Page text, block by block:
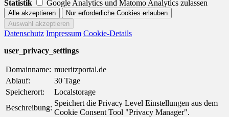
Statistik Google Analytics und Matomo Analytics zulassen
Datenschutz Impressum Cookie-Details
user_privacy_settings
Domainname: mueritzportal.de
Ablauf:
30 Tage
Speicherort:
Localstorage
Beschreibung:
Speichert die Privacy Level Einstellungen aus dem
Cookie Consent Tool "Privacy Manager".